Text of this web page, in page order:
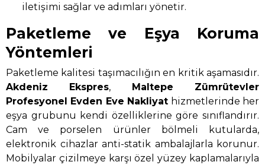
iletişimi sağlar ve adımları yönetir.
Paketleme ve Eşya Koruma
Yöntemleri
Paketleme kalitesi taşımacılığın en kritik aşamasıdır.
Akdeniz Ekspres,
Maltepe Zümrütevler
Profesyonel Evden Eve Nakliyat hizmetlerinde her
eşya grubunu kendi özelliklerine göre sınıflandırır.
Cam ve porselen ürünler bölmeli kutularda,
elektronik cihazlar anti-statik ambalajlarla korunur.
Mobilyalar çizilmeye karşı özel yüzey kaplamalarıyla